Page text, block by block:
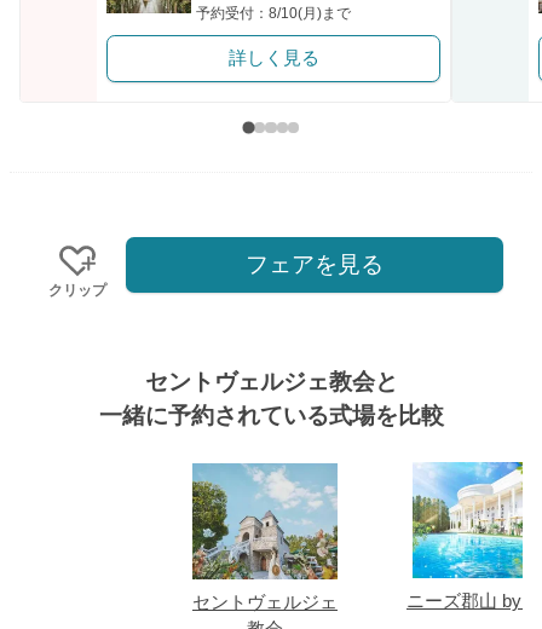
予約受付：8/10(月)まで
詳しく見る
クリップ
フェアを見る
セントヴェルジェ教会と
一緒に予約されている式場を比較
セントヴェルジェ
ニーズ郡山 by